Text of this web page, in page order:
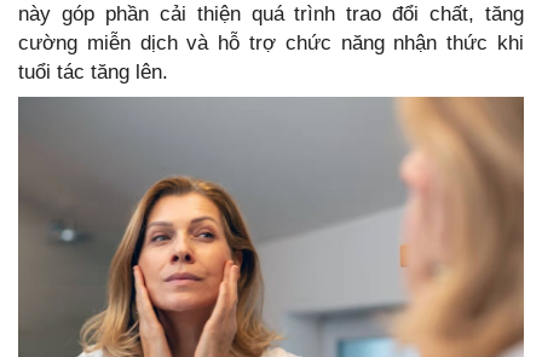
này góp phần cải thiện quá trình trao đổi chất, tăng
cường miễn dịch và hỗ trợ chức năng nhận thức khi
tuổi tác tăng lên.